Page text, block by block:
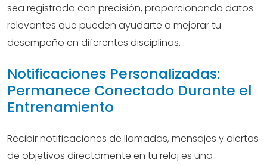
sea registrada con precisión, proporcionando datos
relevantes que pueden ayudarte a mejorar tu
desempeño en diferentes disciplinas.
Notificaciones Personalizadas:
Permanece Conectado Durante el
Entrenamiento
Recibir notificaciones de llamadas, mensajes y alertas
de objetivos directamente en tu reloj es una